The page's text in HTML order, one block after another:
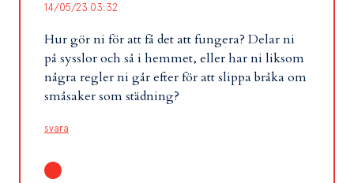
14/05/23 03:32
Hur gör ni för att få det att fungera? Delar ni
på sysslor och så i hemmet, eller har ni liksom
några regler ni går efter för att slippa bråka om
småsaker som städning?
svara